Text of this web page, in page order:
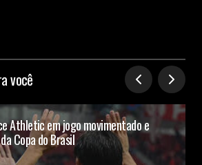
você
Athletic em jogo movimentado e
Copa do Brasil